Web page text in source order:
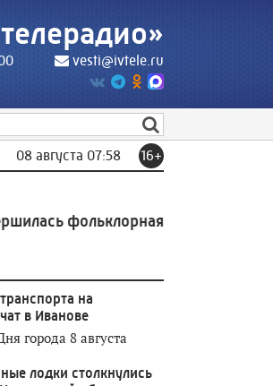
vesti@ivtele.ru
08 августа 07:58 16+
экспедиция Высшей
на
в Иванове
города 8 августа
лодки столкнулись